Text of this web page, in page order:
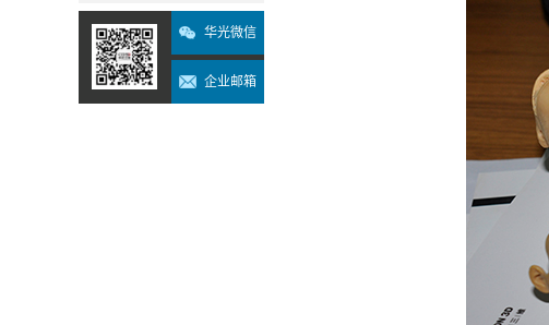
华光微信
企业邮箱